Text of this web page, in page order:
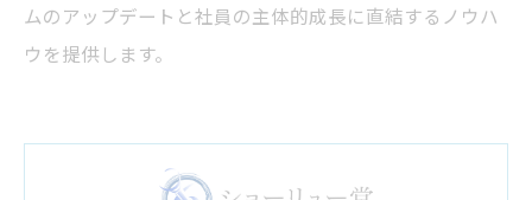
ムのアップデートと社員の主体的成長に直結するノウハ
ウを提供します。